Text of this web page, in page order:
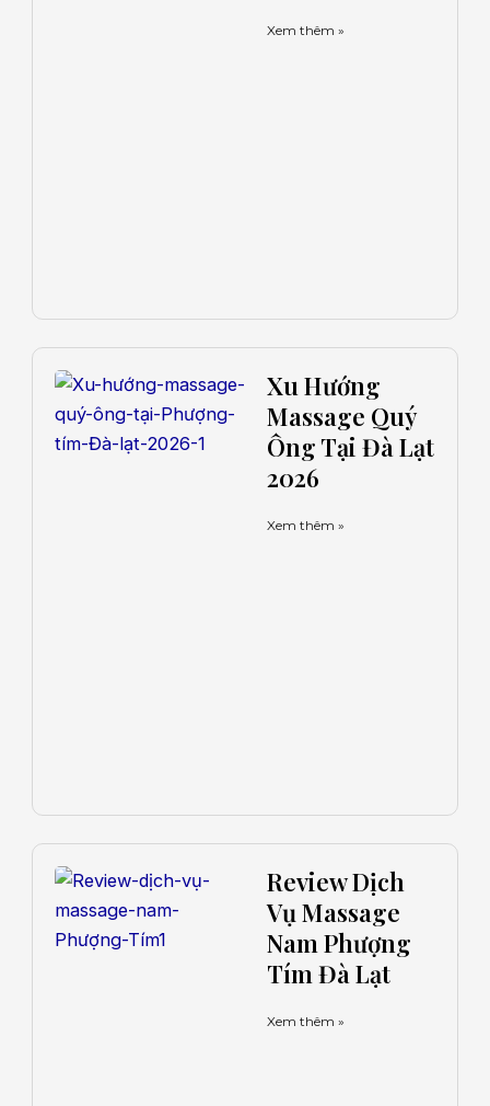
Xem thêm »
Xu Hướng
Massage Quý
Ông Tại Đà Lạt
2026
Xem thêm »
Review Dịch
Vụ Massage
Nam Phượng
Tím Đà Lạt
Xem thêm »